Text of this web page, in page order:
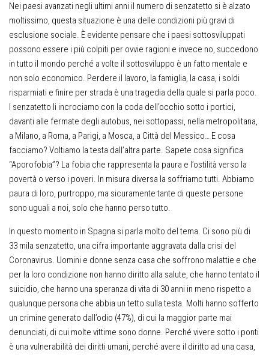
Nei paesi avanzati negli ultimi anni il numero di senzatetto si è alzato
moltissimo, questa situazione è una delle condizioni più gravi di
esclusione sociale. È evidente pensare che i paesi sottosviluppati
possono essere i più colpiti per ovvie ragioni e invece no, succedono
in tutto il mondo perché a volte il sottosviluppo è un fatto mentale e
non solo economico. Perdere il lavoro, la famiglia, la casa, i soldi
risparmiati e finire per strada è una tragedia della quale si parla poco.
I senzatetto li incrociamo con la coda dell’occhio sotto i portici,
davanti alle fermate degli autobus, nei sottopassi, nella metropolitana,
a Milano, a Roma, a Parigi, a Mosca, a Città del Messico… E cosa
facciamo? Voltiamo la testa dall’altra parte. Sapete cosa significa
“Aporofobia”? La fobia che rappresenta la paura e l’ostilità verso la
povertà o verso i poveri. In misura diversa la soffriamo tutti. Abbiamo
paura di loro, purtroppo, ma sicuramente tante di queste persone
sono uguali a noi, solo che hanno perso tutto.
In questo momento in Spagna si parla molto del tema. Ci sono più di
33 mila senzatetto, una cifra importante aggravata dalla crisi del
Coronavirus. Uomini e donne senza casa che soffrono malattie e che
per la loro condizione non hanno diritto alla salute, che hanno tentato il
suicidio, che hanno una speranza di vita di 30 anni in meno rispetto a
qualunque persona che abbia un tetto sulla testa. Molti hanno sofferto
un crimine generato dall’odio (47%), di cui la maggior parte mai
denunciati, di cui molte vittime sono donne. Perché vivere sotto i ponti
è una vulnerabilità dei diritti umani, perché avere il diritto ad una casa,